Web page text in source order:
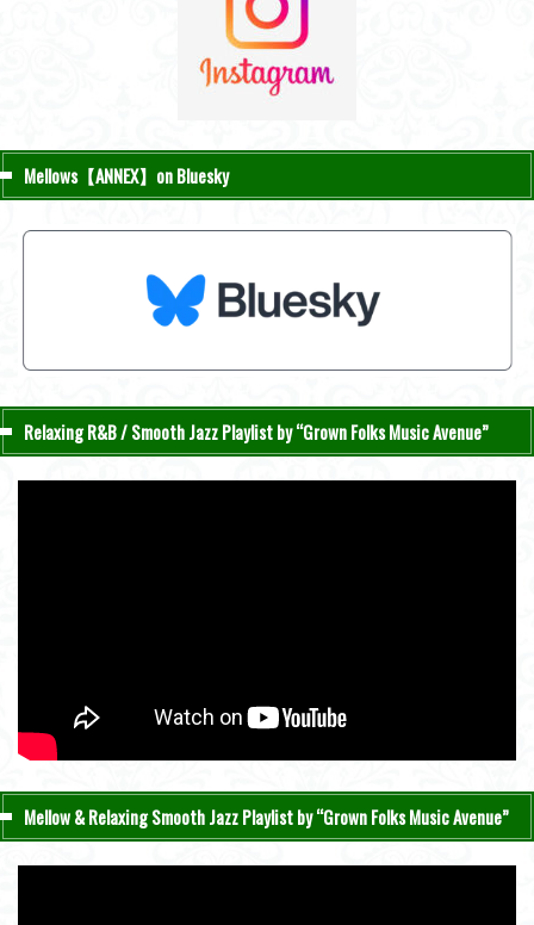
Mellows【ANNEX】on Bluesky
Relaxing R&B / Smooth Jazz Playlist by “Grown Folks Music Avenue”
Mellow & Relaxing Smooth Jazz Playlist by “Grown Folks Music Avenue”